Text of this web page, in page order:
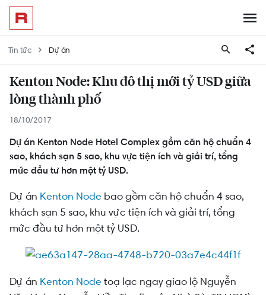
Tin tức Dự án
Kenton Node: Khu đô thị mới tỷ USD giữa
lòng thành phố
18/10/2017
Dự án Kenton Node Hotel Complex gồm căn hộ chuẩn 4
sao, khách sạn 5 sao, khu vực tiện ích và giải trí, tổng
mức đầu tư hơn một tỷ USD.
Dự án Kenton Node bao gồm căn hộ chuẩn 4 sao,
khách sạn 5 sao, khu vực tiện ích và giải trí, tổng
mức đầu tư hơn một tỷ USD.
Dự án Kenton Node toạ lạc ngay giao lộ Nguyễn